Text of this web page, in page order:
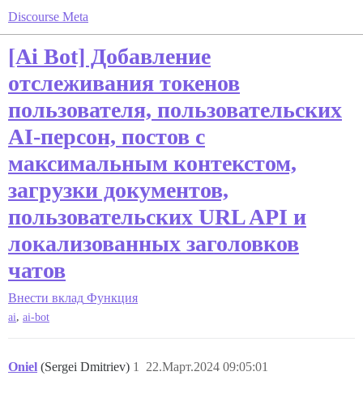
Discourse Meta
[Ai Bot] Добавление
отслеживания токенов
пользователя, пользовательских
AI-персон, постов с
максимальным контекстом,
загрузки документов,
пользовательских URL API и
локализованных заголовков
чатов
Внести вклад Функция
ai, ai-bot
Oniel (Sergei Dmitriev) 22.Март.2024 09:05:01
1